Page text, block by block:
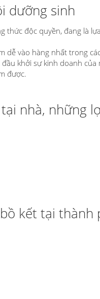
dưỡng sinh
thức độc quyền, đang là
dễ vào hàng nhất trong
khởi sự kinh doanh
được.
nhà, những
kết tại thành